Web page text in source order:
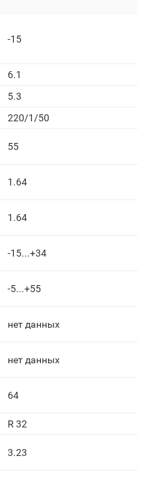
-15
6.1
5.3
220/1/50
55
1.64
1.64
-15...+34
-5...+55
нет данных
нет данных
64
R 32
3.23